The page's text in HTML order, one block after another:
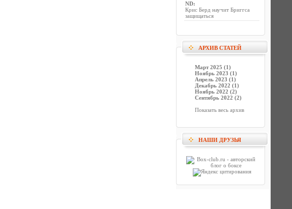
ND:
Крис Берд научит Бриггса
защищаться
АРХИВ СТАТЕЙ
Март 2025 (1)
Ноябрь 2023 (1)
Апрель 2023 (1)
Декабрь 2022 (1)
Ноябрь 2022 (2)
Сентябрь 2022 (2)
Показать весь архив
НАШИ ДРУЗЬЯ